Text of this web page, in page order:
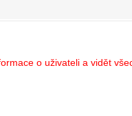
o uživateli a vidět